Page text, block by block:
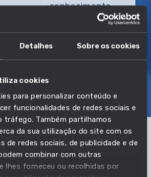
Detalhes Sobre os cookies
cookies
para personalizar conteúdo e
funcionalidades de redes sociais e
tráfego. Também partilhamos
da sua utilização do site com os
de redes sociais, de publicidade e de
combinar com outras
lhes forneceu ou recolhidas por
conhecimento
DIRETA
lagar de azeite
COMPETÊNCIASTRANSIÇÕES
qualificados da